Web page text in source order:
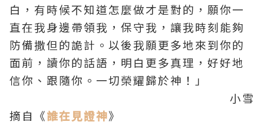
白，有時候不知道怎麼做才是對的，願你一
直在我身邊帶領我，保守我，讓我時刻能夠
防備撒但的詭計。以後我願更多地來到你的
面前，讀你的話語，明白更多真理，好好地
信你、跟隨你。一切榮耀歸於神！」
小雪
摘自《誰在見證神》